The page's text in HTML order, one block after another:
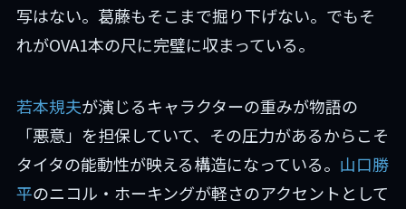
写はない。葛藤もそこまで掘り下げない。でもそ
れがOVA1本の尺に完璧に収まっている。
若本規夫が演じるキャラクターの重みが物語の
「悪意」を担保していて、その圧力があるからこそ
タイタの能動性が映える構造になっている。 山口勝
平のニコル・ホーキングが軽さのアクセントとして